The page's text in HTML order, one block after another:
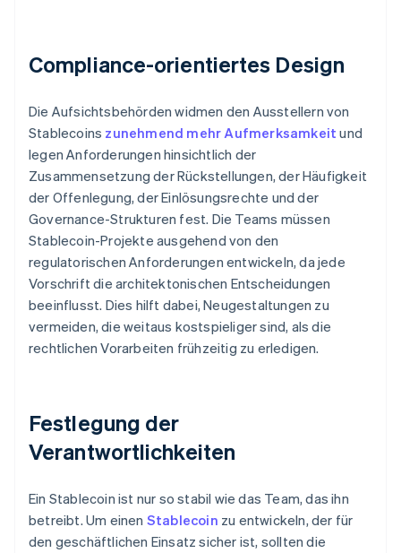
Compliance-orientiertes Design
Die Aufsichtsbehörden widmen den Ausstellern von
Stablecoins zunehmend mehr Aufmerksamkeit und
legen Anforderungen hinsichtlich der
Zusammensetzung der Rückstellungen, der Häufigkeit
der Offenlegung, der Einlösungsrechte und der
Governance-Strukturen fest. Die Teams müssen
Stablecoin-Projekte ausgehend von den
regulatorischen Anforderungen entwickeln, da jede
Vorschrift die architektonischen Entscheidungen
beeinflusst. Dies hilft dabei, Neugestaltungen zu
vermeiden, die weitaus kostspieliger sind, als die
rechtlichen Vorarbeiten frühzeitig zu erledigen.
Festlegung der
Verantwortlichkeiten
Ein Stablecoin ist nur so stabil wie das Team, das ihn
betreibt. Um einen Stablecoin zu entwickeln, der für
den geschäftlichen Einsatz sicher ist, sollten die